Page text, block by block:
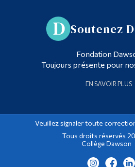
Soutenez
Fondation
Toujours présente pour
EN SAVOIR PLUS
Veuillez signaler toute
Tous droits réservés
Collège Dawson